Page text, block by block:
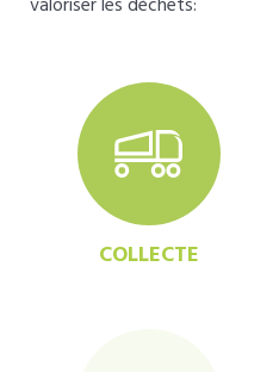
COLLECTE